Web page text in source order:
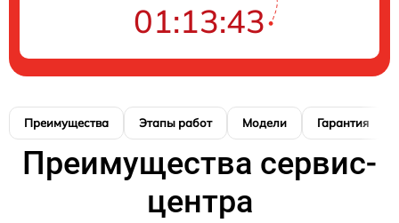
01:13:42
Преимущества Этапы работ Модели Гарантия
Преимущества сервис-
центра